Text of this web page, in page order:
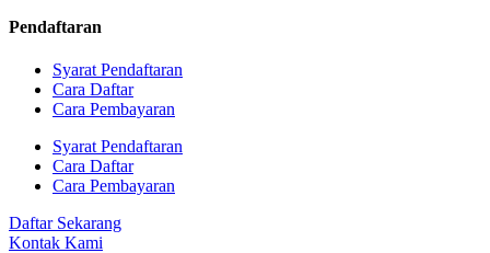
Pendaftaran
Syarat Pendaftaran
Cara Daftar
Cara Pembayaran
Syarat Pendaftaran
Cara Daftar
Cara Pembayaran
Daftar Sekarang
Kontak Kami